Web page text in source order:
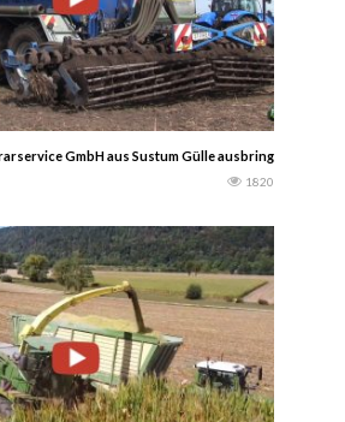
GmbH aus Sustum Gülle ausbringen mit
1820